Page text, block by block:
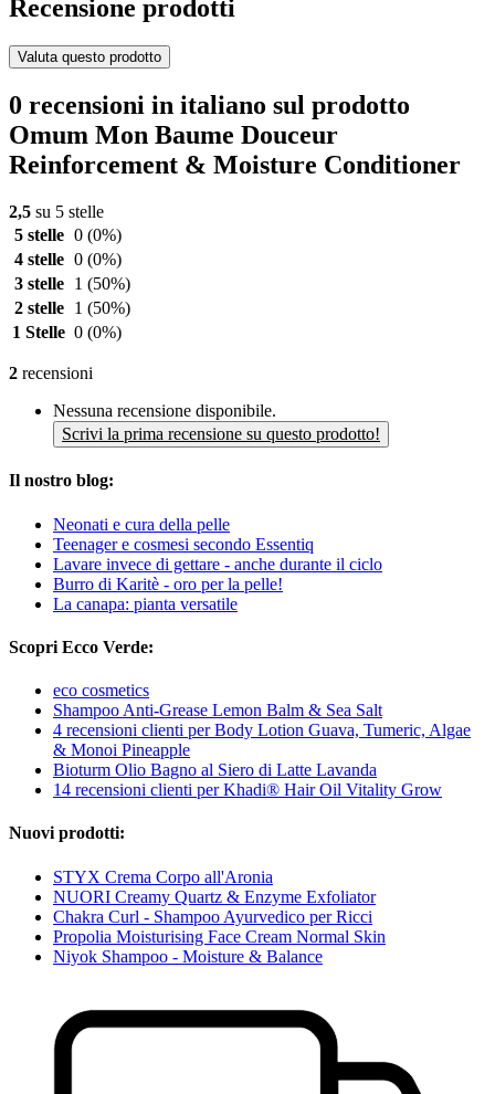
Recensione prodotti
Valuta questo prodotto
0 recensioni in italiano sul prodotto
Omum Mon Baume Douceur
Reinforcement & Moisture Conditioner
2,5 su 5 stelle
5 stelle 0 (0%)
4 stelle 0 (0%)
3 stelle
1 (50%)
2 stelle
1 (50%)
1 Stelle 0 (0%)
2 recensioni
Nessuna recensione disponibile.
Scrivi la prima recensione su questo prodotto!
Il nostro blog:
Neonati e cura della pelle
Teenager e cosmesi secondo Essentiq
Lavare invece di gettare - anche durante il ciclo
Burro di Karitè - oro per la pelle!
La canapa: pianta versatile
Scopri Ecco Verde:
eco cosmetics
Shampoo Anti-Grease Lemon Balm & Sea Salt
4 recensioni clienti per Body Lotion Guava, Tumeric, Algae
& Monoi Pineapple
Bioturm Olio Bagno al Siero di Latte Lavanda
14 recensioni clienti per Khadi® Hair Oil Vitality Grow
Nuovi prodotti:
STYX Crema Corpo all'Aronia
NUORI Creamy Quartz & Enzyme Exfoliator
Chakra Curl - Shampoo Ayurvedico per Ricci
Propolia Moisturising Face Cream Normal Skin
Niyok Shampoo - Moisture & Balance